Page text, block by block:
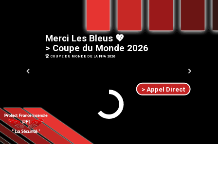
> Appel Direct
Merci Les B eus 💖
> Coupe du Monde 2026
🏆 COUPE DU MONDE DE LA FIFA 2026